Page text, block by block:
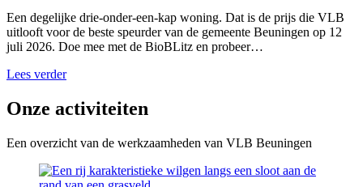
Een degelijke drie-onder-een-kap woning. Dat is de prijs die VLB
uitlooft voor de beste speurder van de gemeente Beuningen op 12
juli 2026. Doe mee met de BioBLitz en probeer…
Lees verder
Onze activiteiten
Een overzicht van de werkzaamheden van VLB Beuningen